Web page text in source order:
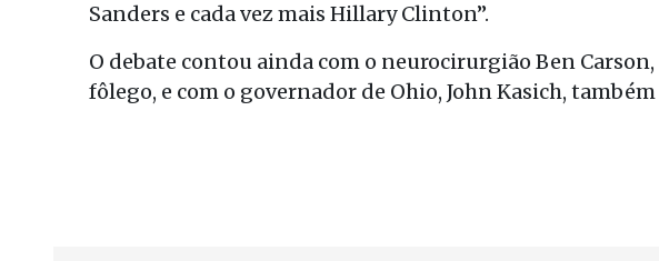
Sanders e cada vez mais Hillary Clinton”.
O debate contou ainda com o neurocirurgião Ben
fôlego, e com o governador de Ohio, John Kasich,